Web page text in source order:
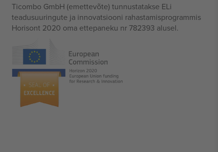
Ticombo GmbH (emettevõte) tunnustatakse ELi
teadusuuringute ja innovatsiooni rahastamisprogrammis
Horisont 2020 oma ettepaneku nr 782393 alusel.